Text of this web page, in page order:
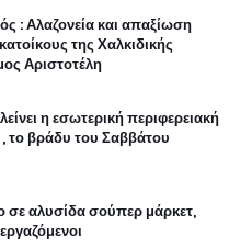
: Αλαζονεία και απαξίωση
της Χαλκιδικής
Αριστοτέλη
η εσωτερική περιφερειακή
το βράδυ του Σαββάτου
σε αλυσίδα σούπερ μάρκετ,